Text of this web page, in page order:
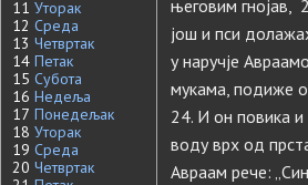
11 Уторак
12 Среда
13 Четвртак
14 Петак
15 Субота
16 Недеља
17 Понедељак
18 Уторак
19 Среда
20 Четвртак
његовим гнојав,
још и пси
у наручје
мукама, подиже
24. И он повика
воду врх од
Авраам рече: